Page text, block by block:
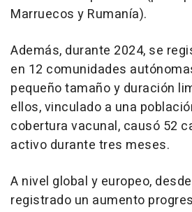
Marruecos y Rumanía).
Además, durante 2024, se
en 12 comunidades
pequeño tamaño y duración
ellos, vinculado a una
cobertura vacunal, causó 52
activo durante tres meses.
A nivel global y europeo,
registrado un aumento